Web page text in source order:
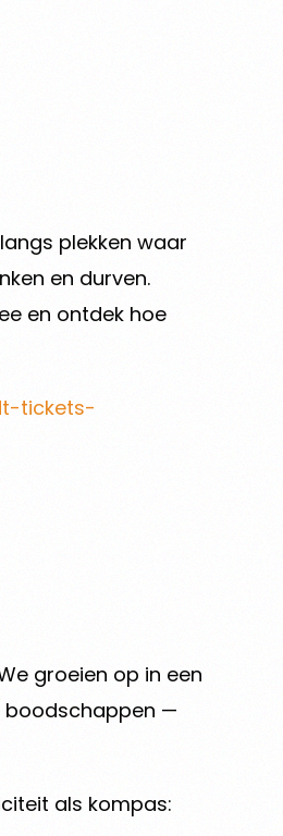
plekken waar
en durven.
en ontdek hoe
tickets-
groeien op in een
boodschappen —
als kompas: